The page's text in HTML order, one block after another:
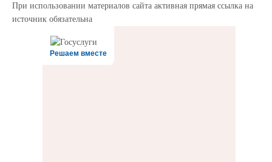
При использовании материалов сайта активная прямая ссылка на
источник обязательна
Решаем вместе